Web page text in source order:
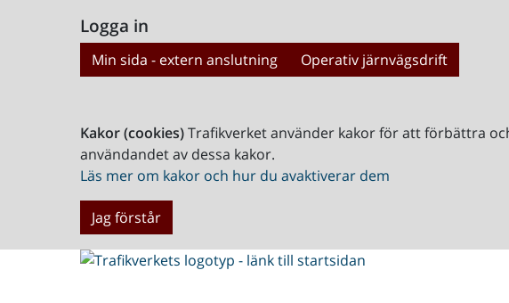
Logga in
Min sida - extern anslutning Operativ järnvägsdrift
Kakor (cookies)Trafikverket använder kakor för att förbättra
användandet av dessa kakor.
Läs mer om kakor och hur du avaktiverar dem
Jag förstår